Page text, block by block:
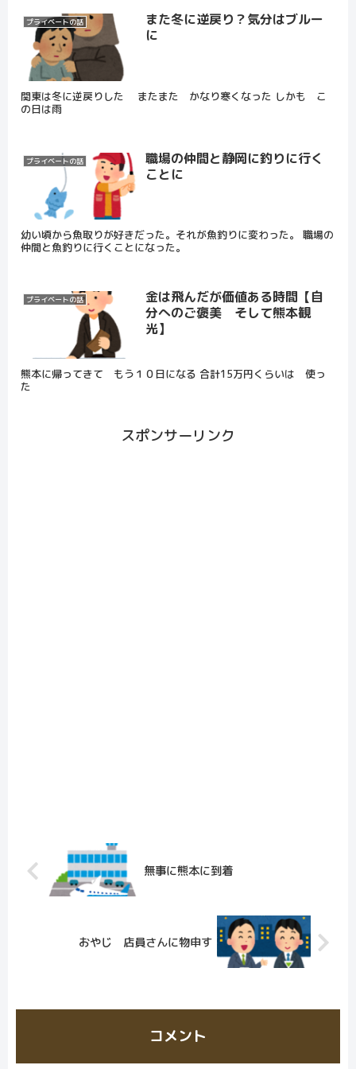
プライベートの話
また冬に逆戻り？気分はブルー
に
関東は冬に逆戻りした またまた かなり寒くなった しかも こ
の日は雨
プライベートの話
職場の仲間と静岡に釣りに行く
ことに
幼い頃から魚取りが好きだった。それが魚釣りに変わった。 職場の
仲間と魚釣りに行くことになった。
プライベートの話
金は飛んだが価値ある時間【自
分へのご褒美 そして熊本観
光】
熊本に帰ってきて もう１０日になる 合計15万円くらいは 使っ
た
スポンサーリンク
無事に熊本に到着
おやじ 店員さんに物申す
コメント